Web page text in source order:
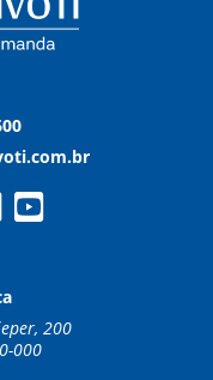
200
000